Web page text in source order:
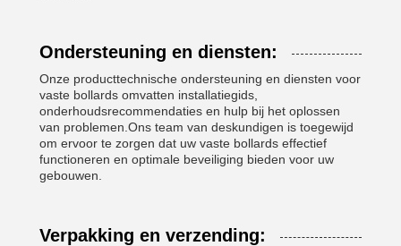
Ondersteuning en diensten:
Onze producttechnische ondersteuning en diensten voor
vaste bollards omvatten installatiegids,
onderhoudsrecommendaties en hulp bij het oplossen
van problemen.Ons team van deskundigen is toegewijd
om ervoor te zorgen dat uw vaste bollards effectief
functioneren en optimale beveiliging bieden voor uw
gebouwen.
Verpakking en verzending: